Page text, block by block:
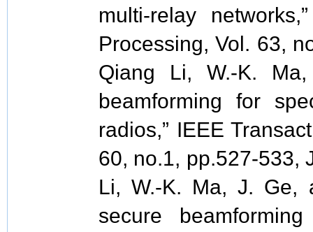
multi-relay
Processing, Vol. 63,
Qiang Li, W.-K.
beamforming for
radios,” IEEE
60, no.1, pp.527-533,
Li, W.-K. Ma, J. Ge,
secure